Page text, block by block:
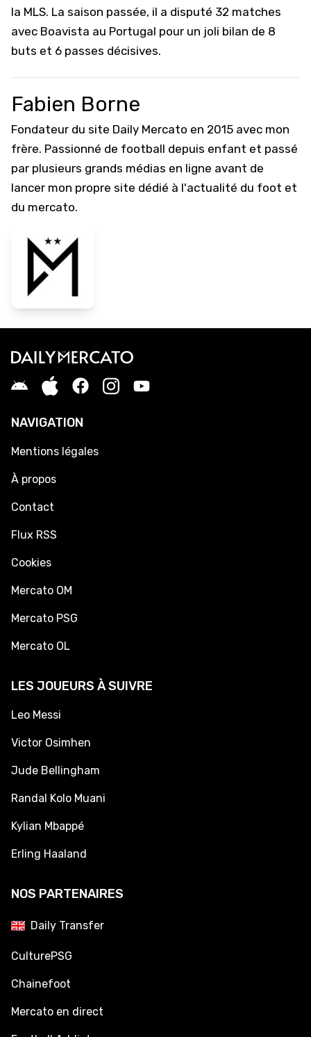
la MLS. La saison passée, il a disputé 32 matches
avec Boavista au Portugal pour un joli bilan de 8
buts et 6 passes décisives.
Fabien Borne
Fondateur du site Daily Mercato en 2015 avec mon
frère. Passionné de football depuis enfant et passé
par plusieurs grands médias en ligne avant de
lancer mon propre site dédié à l'actualité du foot et
du mercato.
NAVIGATION
Mentions légales
À propos
Contact
Flux RSS
Cookies
Mercato OM
Mercato PSG
Mercato OL
LES JOUEURS À SUIVRE
Leo Messi
Victor Osimhen
Jude Bellingham
Randal Kolo Muani
Kylian Mbappé
Erling Haaland
NOS PARTENAIRES
Daily Transfer
CulturePSG
Chainefoot
Mercato en direct